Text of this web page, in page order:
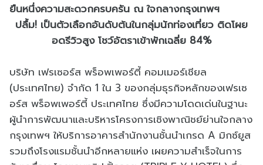
ยืนหนึ่งความสะดวกครบครัน ณ ใจกลางกรุงเทพฯ
ปลื้ม! เป็นตัวเลือกอันดับต้นในกลุ่มนักท่องเที่ยว ติดโผย
อดรีวิวสูง โชว์อัตราเข้าพักเฉลี่ย 84%
บริษัท เฟรเซอร์ส พร็อพเพอร์ตี้ คอมเมอร์เชียล
(ประเทศไทย) จำกัด 1 ใน 3 ของกลุ่มธุรกิจหลักของเฟรเซ
อร์ส พร็อพเพอร์ตี้ ประเทศไทย ซึ่งมีความโดดเด่นในฐานะ
ผู้นำการพัฒนาและบริหารโครงการเชิงพาณิชย์ย่านใจกลาง
กรุงเทพฯ ให้บริการอาคารสำนักงานชั้นนำเกรด A มิกซ์ยูส
รวมถึงโรงแรมชั้นนำอีกหลายแห่ง เผยความสำเร็จในการ